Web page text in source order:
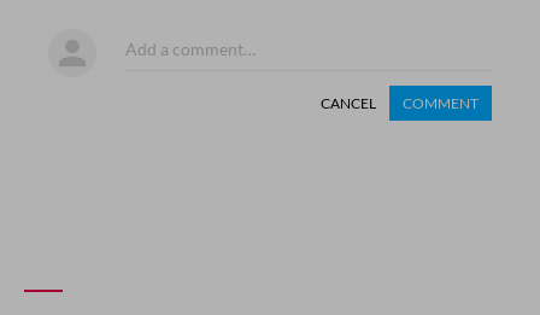
CANCEL COMMENT